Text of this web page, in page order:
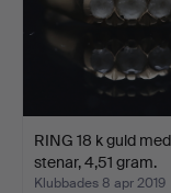
RING 18 k guld
stenar, 4,51 gram.
Klubbades 8 apr 2019